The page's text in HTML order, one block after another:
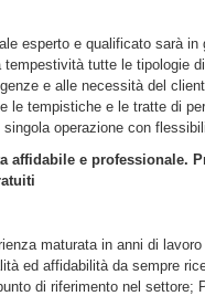
esperto e qualificato sarà
tempestività tutte le tipologie
e alle necessità del
le tempistiche e le tratte di
singola operazione con
affidabile e professionale.
maturata in anni di lavoro
ed affidabilità da sempre
di riferimento nel settore;